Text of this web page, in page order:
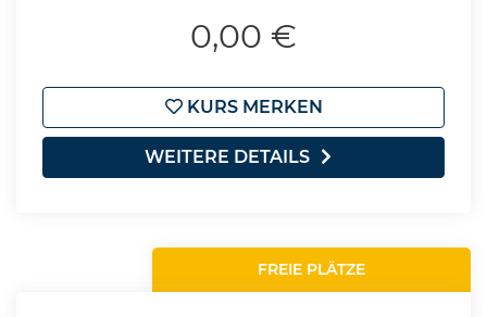
0,00 €
KURS MERKEN
WEITERE DETAILS
FREIE PLÄTZE